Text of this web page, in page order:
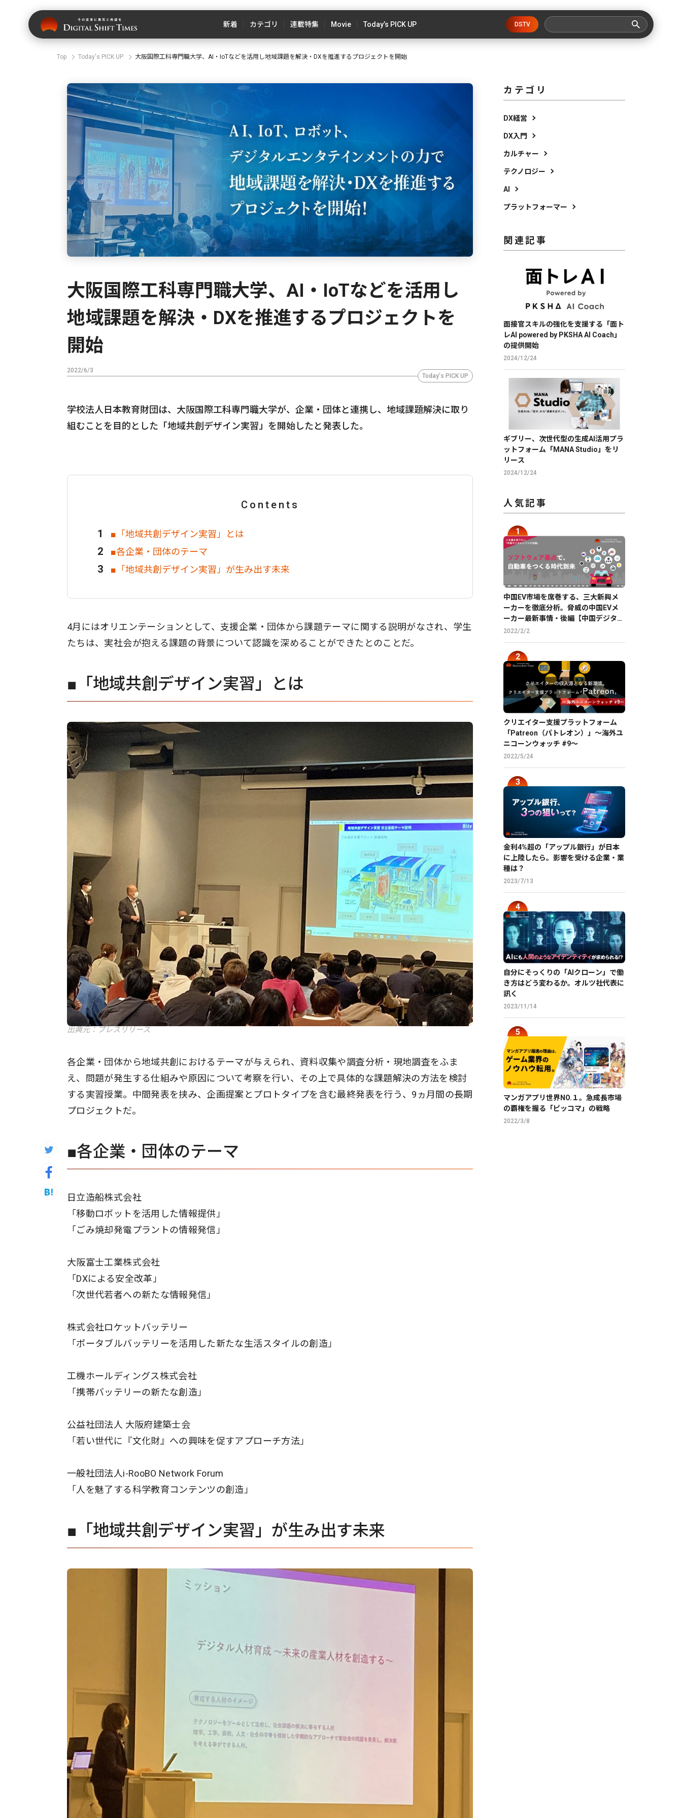
新着 カテゴリ 連載特集 Movie Today’s PICK UP DSTV
Top Today's PICK UP 大阪国際工科専門職大学、AI・IoTなどを活用し地域課題を解決・DXを推進するプロジェクトを開始
大阪国際工科専門職大学、AI・IoTなどを活用し
地域課題を解決・DXを推進するプロジェクトを
開始
2022/6/3
Today's PICK UP
学校法人日本教育財団は、大阪国際工科専門職大学が、企業・団体と連携し、地域課題解決に取り
組むことを目的とした「地域共創デザイン実習」を開始したと発表した。
Contents
■「地域共創デザイン実習」とは
■各企業・団体のテーマ
■「地域共創デザイン実習」が生み出す未来
4月にはオリエンテーションとして、支援企業・団体から課題テーマに関する説明がなされ、学生
たちは、実社会が抱える課題の背景について認識を深めることができたとのことだ。
■「地域共創デザイン実習」とは
出典元：プレスリリース
各企業・団体から地域共創におけるテーマが与えられ、資料収集や調査分析・現地調査をふま
え、問題が発生する仕組みや原因について考察を行い、その上で具体的な課題解決の方法を検討
する実習授業。中間発表を挟み、企画提案とプロトタイプを含む最終発表を行う、9ヵ月間の長期
プロジェクトだ。
■各企業・団体のテーマ
日立造船株式会社
「移動ロボットを活用した情報提供」
「ごみ焼却発電プラントの情報発信」
大阪富士工業株式会社
「DXによる安全改革」
「次世代若者への新たな情報発信」
株式会社ロケットバッテリー
「ポータブルバッテリーを活用した新たな生活スタイルの創造」
工機ホールディングス株式会社
「携帯バッテリーの新たな創造」
公益社団法人 大阪府建築士会
「若い世代に『文化財』への興味を促すアプローチ方法」
一般社団法人i-RooBO Network Forum
「人を魅了する科学教育コンテンツの創造」
■「地域共創デザイン実習」が生み出す未来
カテゴリ
DX経営
DX入門
カルチャー
テクノロジー
AI
プラットフォーマー
関連記事
面接官スキルの強化を支援する「面ト
レAI powered by PKSHA AI Coach」
の提供開始
2024/12/24
ギブリー、次世代型の生成AI活用プラ
ットフォーム「MANA Studio」をリ
リース
2024/12/24
人気記事
中国EV市場を席巻する、三大新興メ
ーカーを徹底分析。脅威の中国EVメ
ーカー最新事情・後編【中国デジタル
企業最前線】
2022/2/2
クリエイター支援プラットフォーム
「Patreon（パトレオン）」〜海外ユ
ニコーンウォッチ #9〜
2022/5/24
金利4%超の「アップル銀行」が日本
に上陸したら。影響を受ける企業・業
種は？
2023/7/13
自分にそっくりの「AIクローン」で働
き方はどう変わるか。オルツ社代表に
訊く
2023/11/14
マンガアプリ世界NO.１。急成長市場
の覇権を握る「ピッコマ」の戦略
2022/3/8